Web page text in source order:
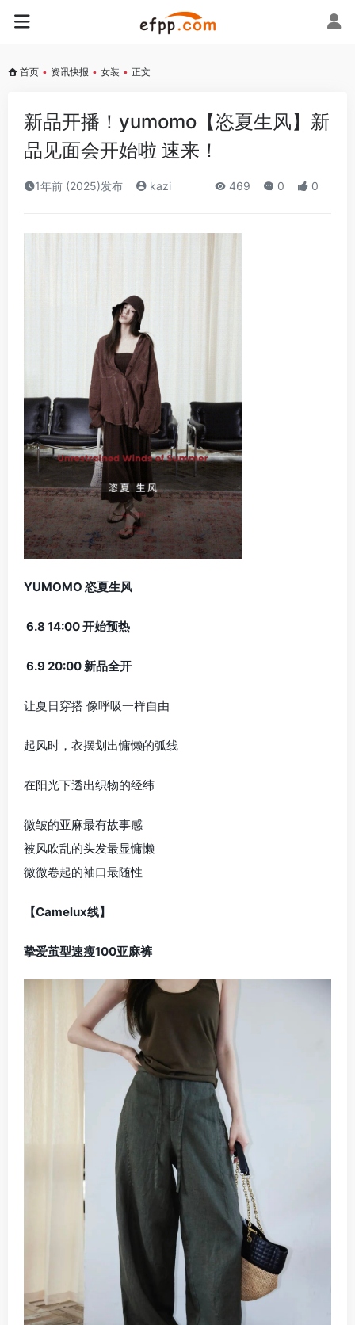
首页 • 资讯快报 • 女装 • 正文
新品开播！yumomo【恣夏生风】新
品见面会开始啦 速来！
1年前 (2025)发布 kazi 469 0 0
YUMOMO 恣夏生风
6.8 14:00 开始预热
6.9 20:00 新品全开
让夏日穿搭 像呼吸一样自由
起风时，衣摆划出慵懒的弧线
在阳光下透出织物的经纬
微皱的亚麻最有故事感
被风吹乱的头发最显慵懒
微微卷起的袖口最随性
【Camelux线】
挚爱茧型速瘦100亚麻裤